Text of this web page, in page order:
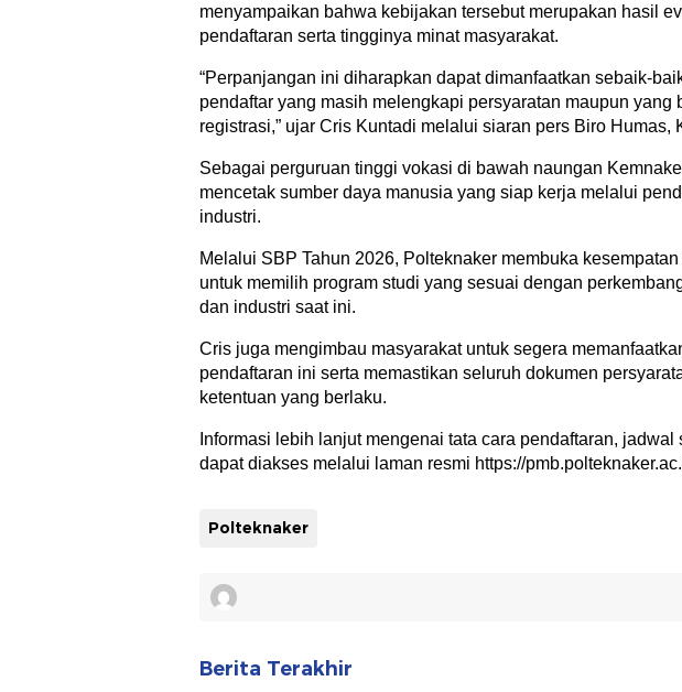
menyampaikan bahwa kebijakan tersebut merupakan hasil
pendaftaran serta tingginya minat masyarakat.
“Perpanjangan ini diharapkan dapat dimanfaatkan sebaik-
pendaftar yang masih melengkapi persyaratan maupun yang
registrasi,” ujar Cris Kuntadi melalui siaran pers Biro Humas,
Sebagai perguruan tinggi vokasi di bawah naungan
mencetak sumber daya manusia yang siap kerja melalui
industri.
Melalui SBP Tahun 2026, Polteknaker membuka
untuk memilih program studi yang sesuai dengan
dan industri saat ini.
Cris juga mengimbau masyarakat untuk segera
pendaftaran ini serta memastikan seluruh dokumen
ketentuan yang berlaku.
Informasi lebih lanjut mengenai tata cara pendaftaran,
dapat diakses melalui laman resmi https://
Polteknaker
Berita Terakhir